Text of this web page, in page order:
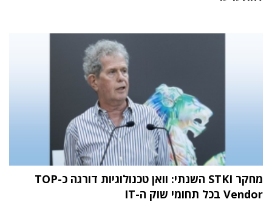
מחקר STKI השנתי: וואן טכנולוגיות דורגה כ-TOP
Vendor בכל תחומי שוק ה-IT